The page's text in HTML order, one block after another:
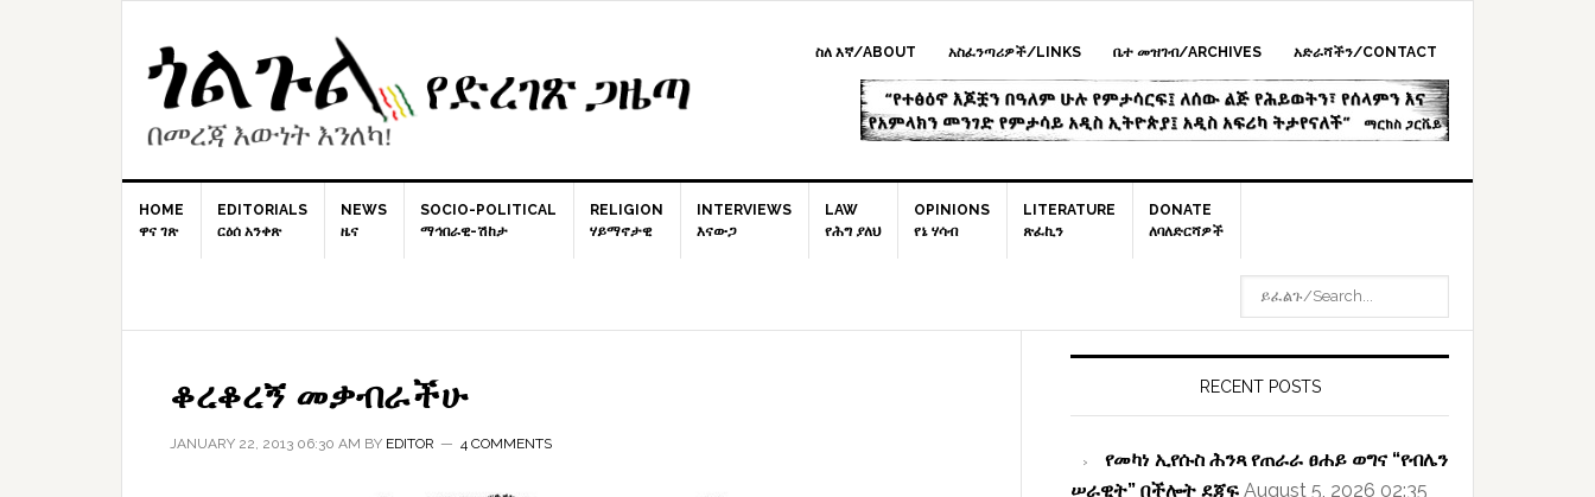
ስለ እኛ/ABOUT አስፈንጣሪዎች/LINKS ቤተ መዝገብ/ARCHIVES አድራሻችን/CONTACT
HOME
ዋና ገጽ
EDITORIALS
ርዕሰ አንቀጽ
NEWS
ዜና
SOCIO-POLITICAL
ማኅበራዊ-ሽከታ
RELIGION
ሃይማኖታዊ
INTERVIEWS
እናውጋ
LAW
የሕግ ያለህ
OPINIONS
የኔ ሃሳብ
LITERATURE
ጽፈኪን
DONATE
ለባለድርሻዎች
ቆረቆረኝ መቃብራችሁ
JANUARY 22, 2013 06:30 AM BY EDITOR 4 COMMENTS
RECENT POSTS
የመካነ ኢየሱስ ሕንጻ የጠራራ ፀሐይ ወግና “የብሌን
ሠራዊት” በችሎት ደጃፍ August 5, 2026 02:35